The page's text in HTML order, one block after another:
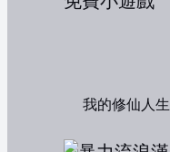
我的修仙人生